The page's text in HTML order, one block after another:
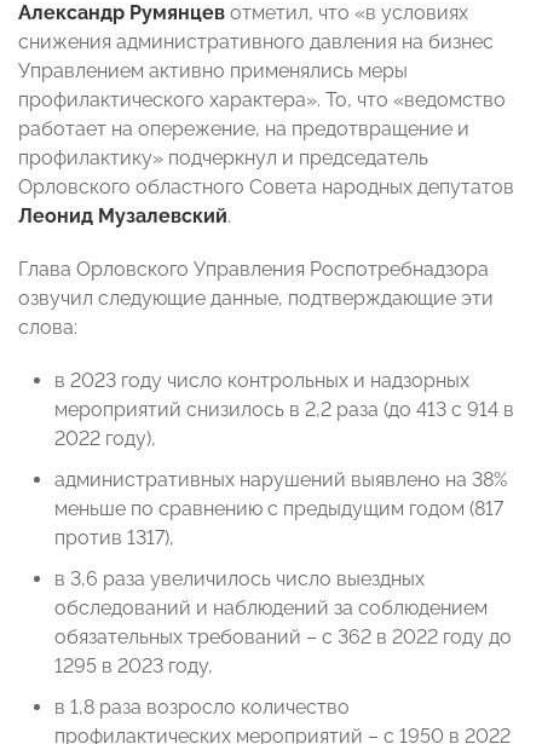
Александр Румянцев отметил, что «в условиях
снижения административного давления на бизнес
Управлением активно применялись меры
профилактического характера». То, что «ведомство
работает на опережение, на предотвращение и
профилактику» подчеркнул и председатель
Орловского областного Совета народных депутатов
Леонид Музалевский.
Глава Орловского Управления Роспотребнадзора
озвучил следующие данные, подтверждающие эти
слова:
в 2023 году число контрольных и надзорных
мероприятий снизилось в 2,2 раза (до 413 с 914 в
2022 году),
административных нарушений выявлено на 38%
меньше по сравнению с предыдущим годом (817
против 1317),
в 3,6 раза увеличилось число выездных
обследований и наблюдений за соблюдением
обязательных требований – с 362 в 2022 году до
1295 в 2023 году,
в 1,8 раза возросло количество
профилактических мероприятий – с 1950 в 2022